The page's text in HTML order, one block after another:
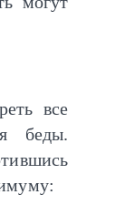
все
беды.